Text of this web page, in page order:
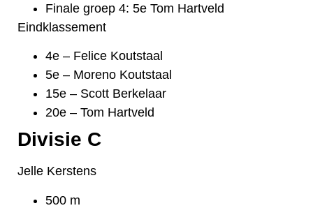
Finale groep 4: 5e Tom Hartveld
Eindklassement
4e – Felice Koutstaal
5e – Moreno Koutstaal
15e – Scott Berkelaar
20e – Tom Hartveld
Divisie C
Jelle Kerstens
500 m